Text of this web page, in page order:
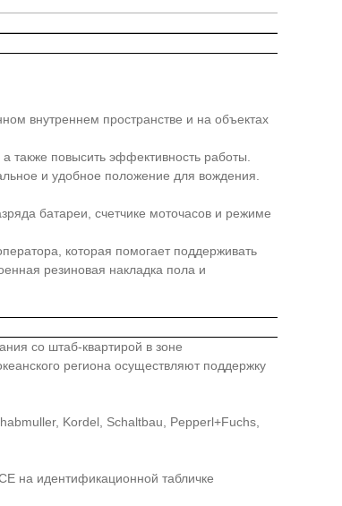
внутреннем пространстве и на объектах
также повысить эффективность работы.
и удобное положение для вождения.
батареи, счетчике моточасов и режиме
которая помогает поддерживать
резиновая накладка пола и
со штаб-квартирой в зоне
региона осуществляют поддержку
Kordel, Schaltbau, Pepperl+Fuchs,
на идентификационной табличке